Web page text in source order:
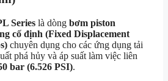
Series là dòng bơm piston
cố định (Fixed Displacement
chuyên dụng cho các ứng dụng tải
phá hủy và áp suất làm việc liên
bar (6.526 PSI).